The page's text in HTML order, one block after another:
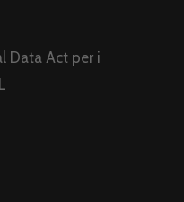
Data Act per i